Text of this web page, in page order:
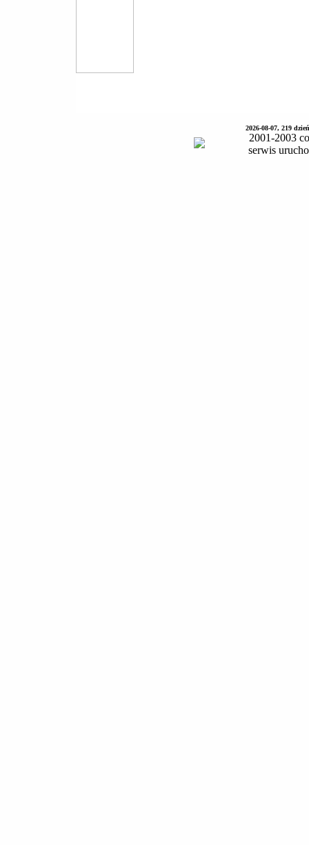
2026-08-07, 219
2001-2003
serwis